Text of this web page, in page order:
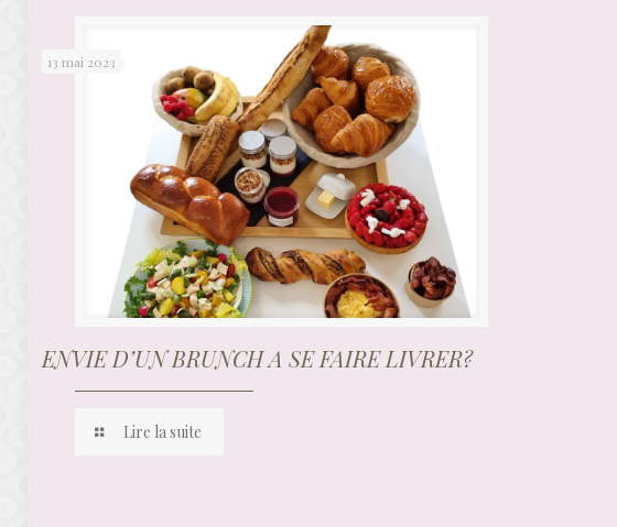
13 mai 2023
ENVIE D’UN BRUNCH A SE FAIRE LIVRER?
Lire la suite